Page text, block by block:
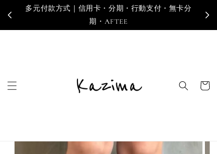
寄送地區｜台灣・香港・澳門・新加坡・馬來西亞